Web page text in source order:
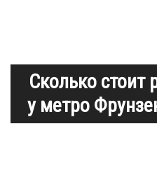
Сколько стоит
у метро